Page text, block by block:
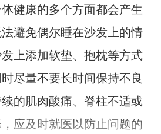
健康的多个方面都会产生
避免偶尔睡在沙发上的情
上添加软垫、抱枕等方式
尽量不要长时间保持不良
的肌肉酸痛、脊柱不适或
应及时就医以防止问题的